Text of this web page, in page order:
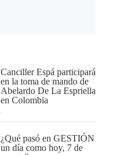
Canciller Espá participará
en la toma de mando de
Abelardo De La Espriella
en Colombia
¿Qué pasó en GESTIÓN
un día como hoy, 7 de